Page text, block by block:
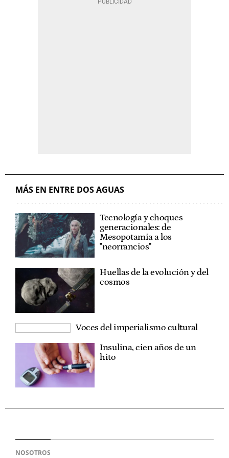
MÁS EN ENTRE DOS AGUAS
Tecnología y choques
generacionales: de
Mesopotamia a los
"neorrancios"
Huellas de la evolución y del
cosmos
Voces del imperialismo cultural
Insulina, cien años de un
hito
NOSOTROS